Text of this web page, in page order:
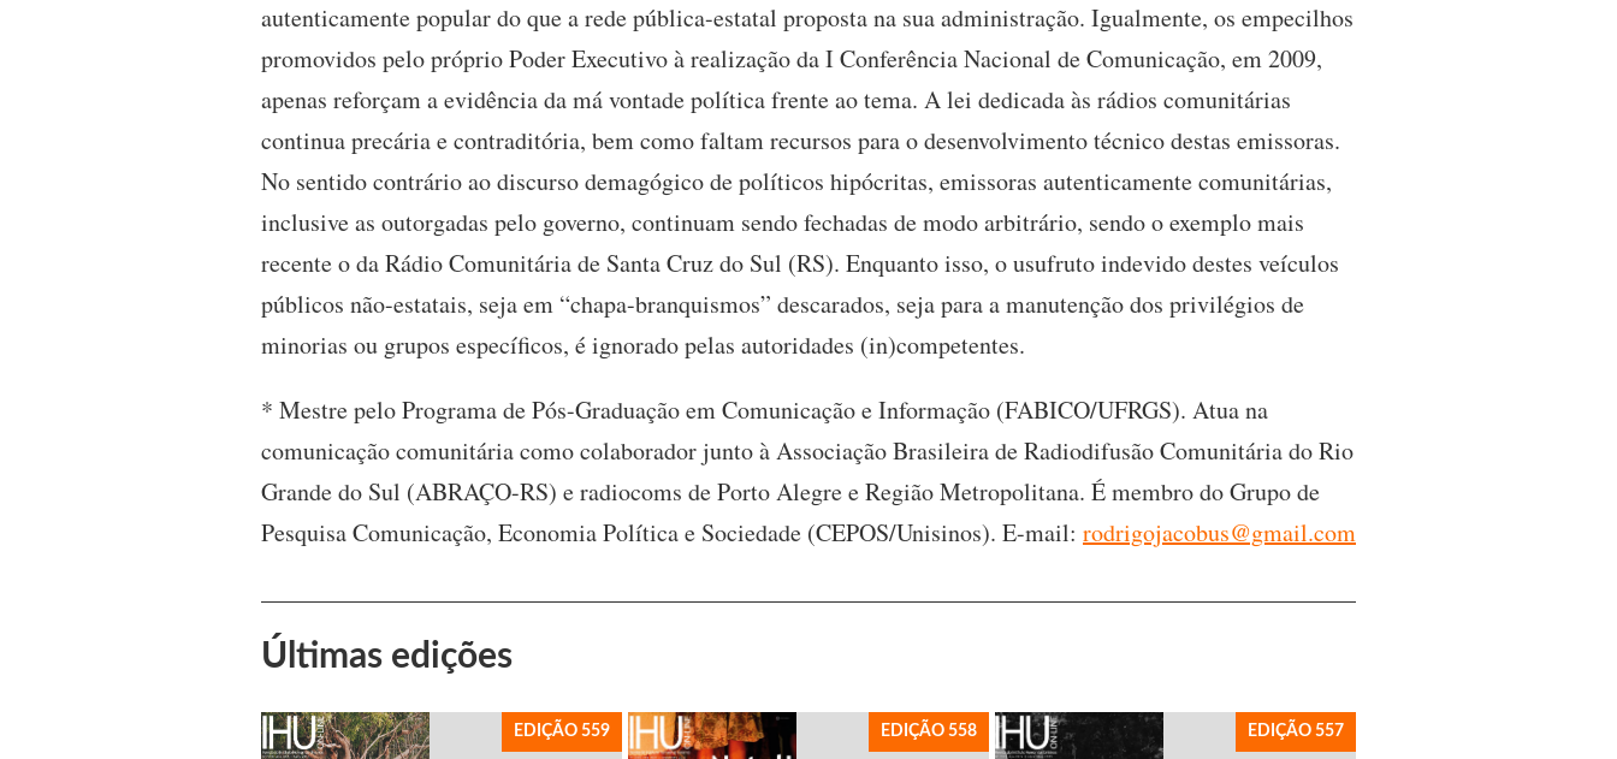
autenticamente popular do que a rede pública-estatal proposta na sua administração. Igualmente, os empecilhos
promovidos pelo próprio Poder Executivo à realização da I Conferência Nacional de Comunicação, em 2009,
apenas reforçam a evidência da má vontade política frente ao tema. A lei dedicada às rádios comunitárias
continua precária e contraditória, bem como faltam recursos para o desenvolvimento técnico destas emissoras.
No sentido contrário ao discurso demagógico de políticos hipócritas, emissoras autenticamente comunitárias,
inclusive as outorgadas pelo governo, continuam sendo fechadas de modo arbitrário, sendo o exemplo mais
recente o da Rádio Comunitária de Santa Cruz do Sul (RS). Enquanto isso, o usufruto indevido destes veículos
públicos não-estatais, seja em “chapa-branquismos” descarados, seja para a manutenção dos privilégios de
minorias ou grupos específicos, é ignorado pelas autoridades (in)competentes.
* Mestre pelo Programa de Pós-Graduação em Comunicação e Informação (FABICO/UFRGS). Atua na
comunicação comunitária como colaborador junto à Associação Brasileira de Radiodifusão Comunitária do Rio
Grande do Sul (ABRAÇO-RS) e radiocoms de Porto Alegre e Região Metropolitana. É membro do Grupo de
Pesquisa Comunicação, Economia Política e Sociedade (CEPOS/Unisinos). E-mail: rodrigojacobus@gmail.com
Últimas edições
EDIÇÃO 559 EDIÇÃO 558 EDIÇÃO 557